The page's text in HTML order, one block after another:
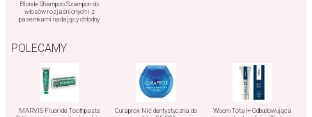
Blonde Shampoo Szampon do
włosów rozjaśnionych i z
pasemkami nadający chłodny
POLECAMY
MARVIS Fluoride Toothpaste
Curaprox Nić dentystyczna do
Woom Total+ Odbudowująca